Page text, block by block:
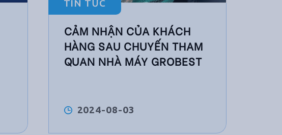
TIN TỨC
CẢM NHẬN CỦA KHÁCH
HÀNG SAU CHUYẾN THAM
QUAN NHÀ MÁY GROBEST
2024-08-03